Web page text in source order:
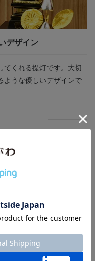
デザイン
てくれる提灯です。大切
ような優しいデザインで